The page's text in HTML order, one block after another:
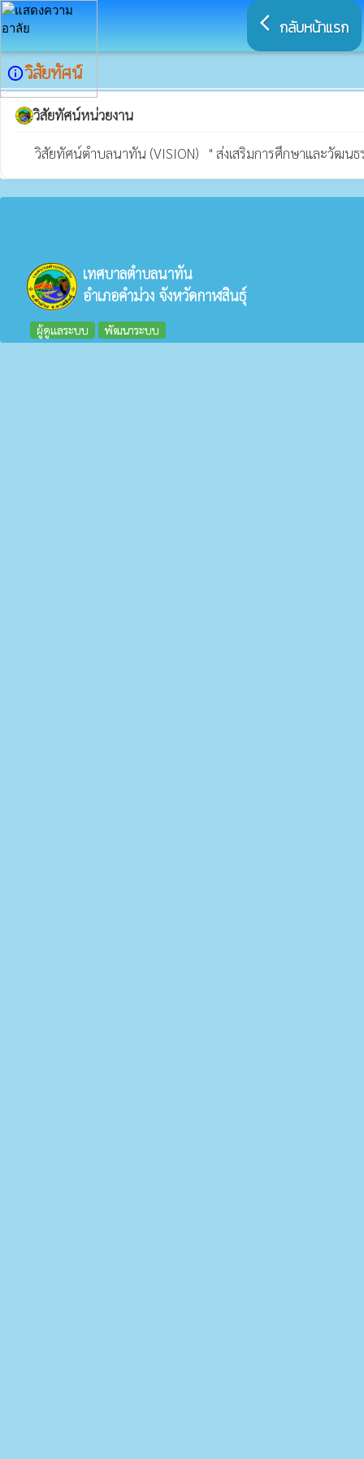
arrow_back_ios กลับหน้าแรก
info_outlineวิสัยทัศน์
วิสัยทัศน์หน่วยงาน
วิสัยทัศน์ตำบลนาทัน (VISION)   " ส่งเสริมการศึกษาและ
เทศบาลตำบลนาทัน
อำเภอคำม่วง จังหวัดกาฬสินธุ์
ผู้ดูแลระบบ พัฒนาระบบ